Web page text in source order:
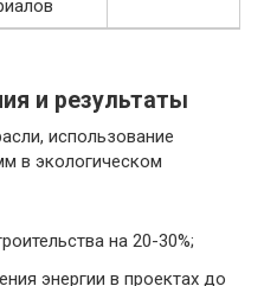
и результаты
использование
в экологическом
на 20-30%;
энергии в проектах до